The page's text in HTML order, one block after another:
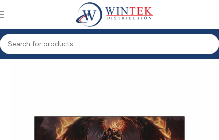
Accueil Informatique Moniteurs